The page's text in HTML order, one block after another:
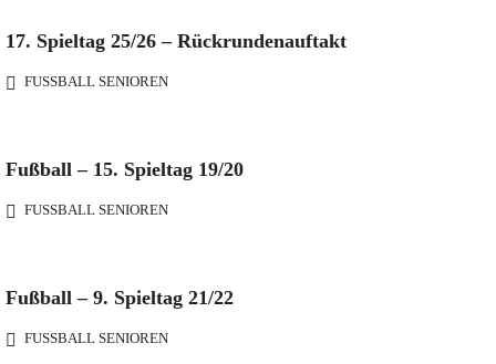
17. Spieltag 25/26 – Rückrundenauftakt
FUSSBALL SENIOREN
Fußball – 15. Spieltag 19/20
FUSSBALL SENIOREN
Fußball – 9. Spieltag 21/22
FUSSBALL SENIOREN